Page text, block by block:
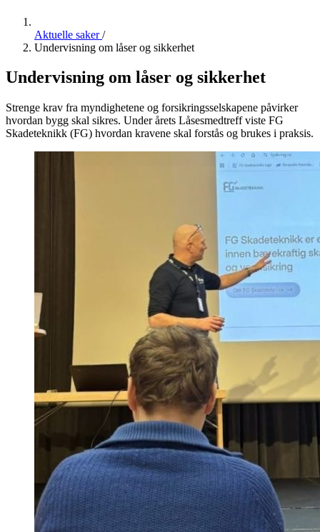
Aktuelle saker/
Undervisning om låser og sikkerhet
Undervisning om låser og sikkerhet
Strenge krav fra myndighetene og forsikringsselskapene påvirker
hvordan bygg skal sikres. Under årets Låsesmedtreff viste FG
Skadeteknikk (FG) hvordan kravene skal forstås og brukes i praksis.